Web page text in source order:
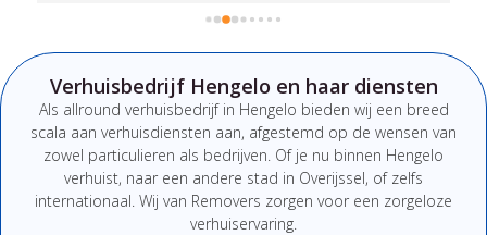
zorgvuldig en met aandacht vervoerd, zonder
je hier absoluut goed. Zeker een bedrijf om te
onthouden en aan te bevelen!
Verhuisbedrijf Hengelo en haar diensten
Als allround verhuisbedrijf in Hengelo bieden wij een breed
scala aan verhuisdiensten aan, afgestemd op de wensen van
zowel particulieren als bedrijven. Of je nu binnen Hengelo
verhuist, naar een andere stad in Overijssel, of zelfs
internationaal. Wij van Removers zorgen voor een zorgeloze
verhuiservaring.